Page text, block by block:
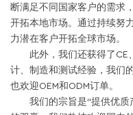
断满足不同国家客户的需求
开拓本地市场。通过持续努
力潜在客户开拓全球市场。
此外，我们还获得了CE
计、制造和测试经验，我们
也欢迎OEM和ODM订单。
我们的宗旨是“提供优